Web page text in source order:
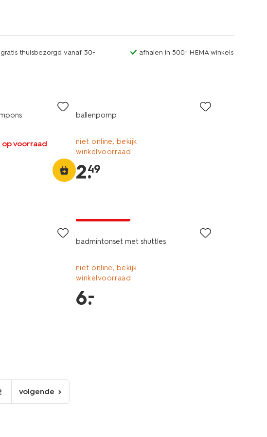
gratis thuisbezorgd vanaf 30.- afhalen in 500+ HEMA winkels
op voorraad
ballenpomp
niet online, bekijk
winkelvoorraad
2.
49
badmintonset met shuttles
niet online, bekijk
winkelvoorraad
6.
–
volgende
pagina
volgende